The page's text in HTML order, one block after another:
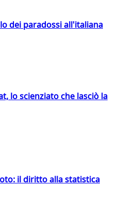
dei paradossi all'italiana
lo scienziato che lasciò la
il diritto alla statistica